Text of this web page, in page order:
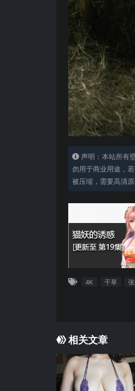
声明：本站所有
勿用于商业用途，
被压缩，需要高清原
4K 干草
相关文章